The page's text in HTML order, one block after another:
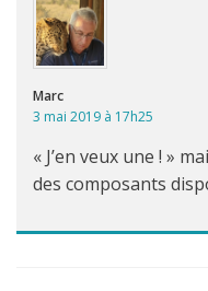
Marc
3 mai 2019 à 17h25
« J’en veux une ! »
des composants